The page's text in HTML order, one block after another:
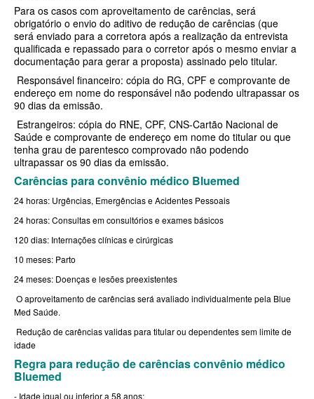
UNIHOSP PLANO DE SAÚDE INDIVIDUAL
UNIMED GUARULHOS PLANO DE SAÚDE INDIVIDUAL
PLANO DE SAÚDE FAMILIAR
BLUE MED PLANO DE SAÚDE FAMILIAR
BIOVIDA PLANO DE SAÚDE FAMILIAR
CRUZ AZUL PLANO DE SAÚDE FAMILIAR
CUIDAR ME PLANO DE SAÚDE FAMILIAR
GNDI PLANO DE SAÚDE FAMILIAR
INTERCLINICAS PLANO DE SAÚDE FAMILIAR
KIPP PLANO DE SAÚDE FAMILIAR
MEDICAL HEALTH PLANO DE SAÚDE FAMILIAR
QSAUDE PLANO DE SAÚDE FAMILIAR
SANTA HELENA PLANO DE SAÚDE FAMILIAR
Para os casos com aproveitamento de carências, será
obrigatório o envio do aditivo de redução de carências (que
será enviado para a corretora após a realização da entrevista
qualificada e repassado para o corretor após o mesmo enviar a
documentação para gerar a proposta) assinado pelo titular.
Responsável financeiro: cópia do RG, CPF e comprovante de
endereço em nome do responsável não podendo ultrapassar os
90 dias da emissão.
Estrangeiros: cópia do RNE, CPF, CNS-Cartão Nacional de
Saúde e comprovante de endereço em nome do titular ou que
tenha grau de parentesco comprovado não podendo
ultrapassar os 90 dias da emissão.
Carências para convênio médico Bluemed
24 horas: Urgências, Emergências e Acidentes Pessoais
24 horas: Consultas em consultórios e exames básicos
120 dias: Internações clínicas e cirúrgicas
10 meses: Parto
24 meses: Doenças e lesões preexistentes
O aproveitamento de carências será avaliado individualmente pela Blue
Med Saúde.
Redução de carências validas para titular ou dependentes sem limite de
idade
Regra para redução de carências convênio médico
Bluemed
- Idade igual ou inferior a 58 anos;